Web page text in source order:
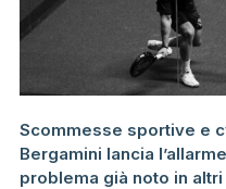
Scommesse sportive e
Bergamini lancia
problema già noto in